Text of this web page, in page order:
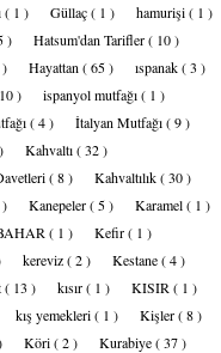
( 1 ) Güllaç( 1 ) hamurişi( 1 )
) Hatsum'dan Tarifler( 10 )
Hayattan ( 65 ) ıspanak( 3 )
) ispanyol mutfağı( 1 )
( 4 ) İtalyan Mutfağı( 9 )
Kahvaltı( 32 )
( 8 ) Kahvaltılık( 30 )
Kanepeler( 5 ) Karamel( 1 )
( 1 ) Kefir( 1 )
kereviz( 2 ) Kestane( 4 )
( 13 ) kısır( 1 ) KISIR ( 1 )
kış yemekleri( 1 ) Kişler( 8 )
Köri( 2 ) Kurabiye( 37 )